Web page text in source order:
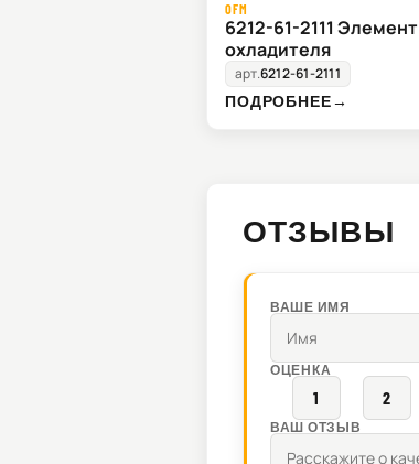
OFM
6212-61-2111 Элемент
охладителя
арт.6212-61-2111
ПОДРОБНЕЕ→
ОТЗЫВЫ
ВАШЕ ИМЯ
ОЦЕНКА
1 2
ВАШ ОТЗЫВ